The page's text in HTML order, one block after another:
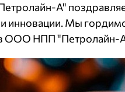
А"
и инновации. Мы
ООО НПП "Петролайн-